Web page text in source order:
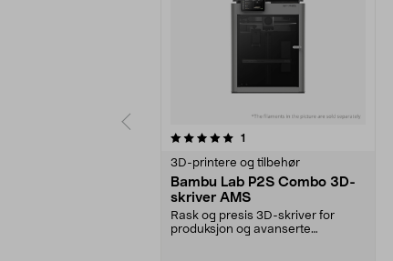
1
3D-printere og tilbehør
Bambu Lab P2S Combo 3D-
skriver AMS
Rask og presis 3D-skriver for
produksjon og avanserte
4.0 av 5 stjerner